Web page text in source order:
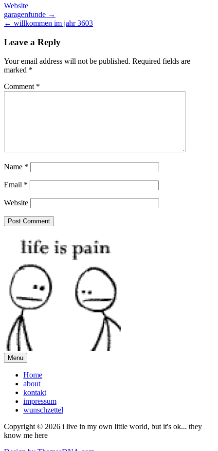
Website
Post
navigation
garagenfunde →
← willkommen im jahr 3603
Leave a Reply
Your email address will not be published. Required fields are
marked *
Comment *
Name *
Email *
Website
Menu
Home
about
kontakt
impressum
wunschzettel
Copyright © 2026 i live in my own little world, but it's ok... they
know me here